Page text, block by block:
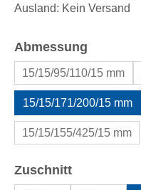
Ausland: Kein Versand
Abmessung
15/15/95/110/15 mm
15/15/171/200/15 mm
15/15/155/425/15 mm
Zuschnittauswählen